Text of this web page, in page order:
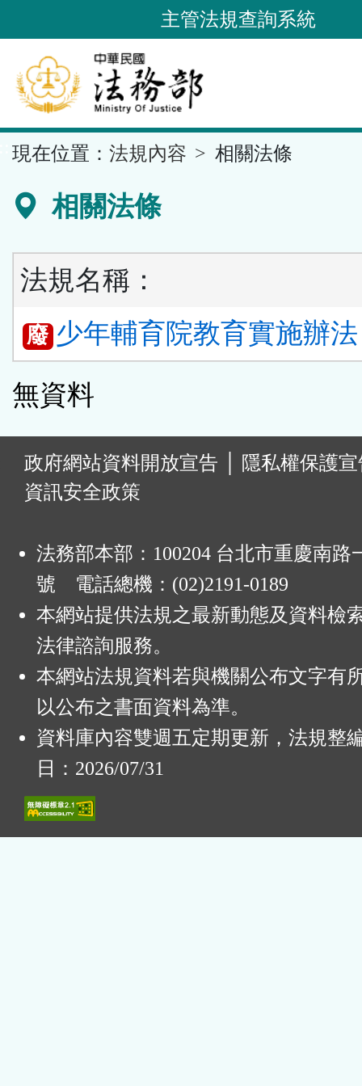
到
要
內
容
區
主管法規查詢系統
現在位置： 法規內容 相關法條
相關法條
法規名稱：
廢 少年輔育院教育實施辦
無資料
政府網站資料開放宣告
隱私權保護
資訊安全政策
法務部本部：100204 台北市重慶南路
號 電話總機：(02)2191-0189
本網站提供法規之最新動態及資料檢
法律諮詢服務。
本網站法規資料若與機關公布文字有
以公布之書面資料為準。
資料庫內容雙週五定期更新，法規整
日：2026/07/31